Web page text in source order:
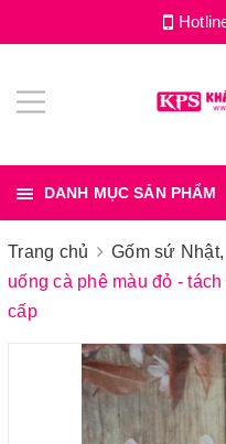
DANH MỤC SẢN PHẨM
Trang chủ Gốm sứ
uống cà phê màu đỏ -
cấp